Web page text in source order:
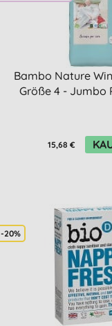
Bambo Nature
Größe 4 - Jumbo
15,68 €
-20%